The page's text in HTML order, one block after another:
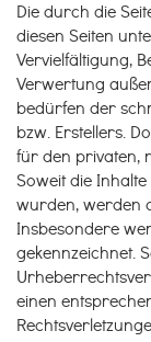
Die durch die
diesen Seiten
Vervielfältigung,
Verwertung
bedürfen der
bzw. Erstellers.
für den privaten,
Soweit die
wurden, werden
Insbesondere
gekennzeichnet.
einen